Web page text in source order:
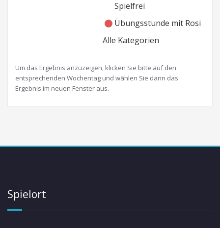
Spielfrei
Übungsstunde mit Rosi
Alle Kategorien
Um das Ergebnis anzuzeigen, klicken Sie bitte auf den
entsprechenden Wochentag und wählen Sie dann das
Ergebnis im neuen Fenster aus.
Spielort